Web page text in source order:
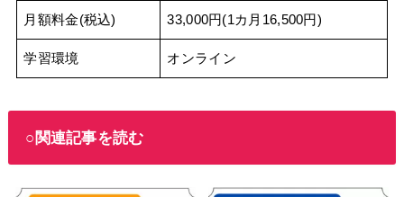
月額料金(税込) 33,000円(1カ月16,500円)
学習環境 オンライン
○関連記事を読む